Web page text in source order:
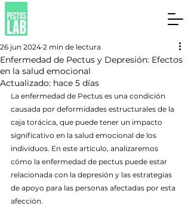
Enfermedad de Pectus y Depresión: Efectos
en la salud emocional
26 jun 2024 2 min de lectura
Actualizado: hace 5 días
La enfermedad de Pectus es una condición
causada por deformidades estructurales de la
caja torácica, que puede tener un impacto
significativo en la salud emocional de los
individuos. En este artículo, analizaremos
cómo la enfermedad de pectus puede estar
relacionada con la depresión y las estrategias
de apoyo para las personas afectadas por esta
afección.